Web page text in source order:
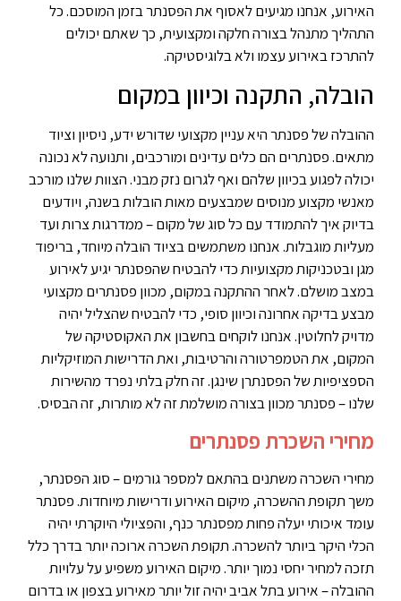
האירוע, אנחנו מגיעים לאסוף את הפסנתר בזמן המוסכם. כל
התהליך מתנהל בצורה חלקה ומקצועית, כך שאתם יכולים
להתרכז באירוע עצמו ולא בלוגיסטיקה.
הובלה, התקנה וכיוון במקום
ההובלה של פסנתר היא עניין מקצועי שדורש ידע, ניסיון וציוד
מתאים. פסנתרים הם כלים עדינים ומורכבים, ותנועה לא נכונה
יכולה לפגוע בכיוון שלהם ואף לגרום נזק מבני. הצוות שלנו מורכב
מאנשי מקצוע מנוסים שמבצעים מאות הובלות בשנה, ויודעים
בדיוק איך להתמודד עם כל סוג של מקום – ממדרגות צרות ועד
מעליות מוגבלות. אנחנו משתמשים בציוד הובלה מיוחד, בריפוד
מגן ובטכניקות מקצועיות כדי להבטיח שהפסנתר יגיע לאירוע
במצב מושלם. לאחר ההתקנה במקום, מכוון פסנתרים מקצועי
מבצע בדיקה אחרונה וכיוון סופי, כדי להבטיח שהצליל יהיה
מדויק לחלוטין. אנחנו לוקחים בחשבון את האקוסטיקה של
המקום, את הטמפרטורה והרטיבות, ואת הדרישות המוזיקליות
הספציפיות של הפסנתרן שינגן. זה חלק בלתי נפרד מהשירות
שלנו – פסנתר מכוון בצורה מושלמת זה לא מותרות, זה הבסיס.
מחירי השכרת פסנתרים
מחירי השכרה משתנים בהתאם למספר גורמים – סוג הפסנתר,
משך תקופת ההשכרה, מיקום האירוע ודרישות מיוחדות. פסנתר
עומד איכותי יעלה פחות מפסנתר כנף, והפציולי היוקרתי יהיה
הכלי היקר ביותר להשכרה. תקופת השכרה ארוכה יותר בדרך כלל
תזכה למחיר יחסי נמוך יותר. מיקום האירוע משפיע על עלויות
ההובלה – אירוע בתל אביב יהיה זול יותר מאירוע בצפון או בדרום